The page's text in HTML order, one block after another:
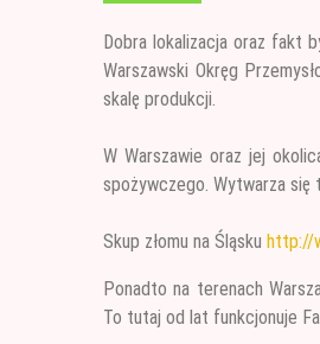
Dobra lokalizacja oraz fakt
Warszawski Okręg
skalę produkcji.
W Warszawie oraz jej
spożywczego. Wytwarza
Skup złomu na Śląsku http://
Ponadto na terenach
To tutaj od lat funkcjonuje